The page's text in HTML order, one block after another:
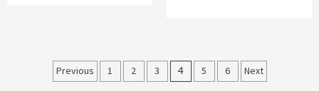
Maqolalar
Previous 1 2 3 4 5 6 Next